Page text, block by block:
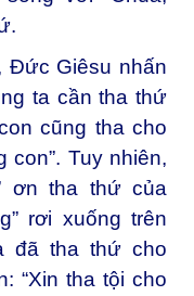
Đức Giêsu nhấn
ta cần tha thứ
cũng tha cho
Tuy nhiên,
ơn tha thứ của
rơi xuống trên
đã tha thứ cho
“Xin tha tội cho